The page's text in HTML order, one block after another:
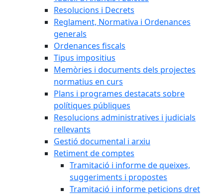
Resolucions i Decrets
Reglament, Normativa i Ordenances
generals
Ordenances fiscals
Tipus impositius
Memòries i documents dels projectes
normatius en curs
Plans i programes destacats sobre
polítiques públiques
Resolucions administratives i judicials
rellevants
Gestió documental i arxiu
Retiment de comptes
Tramitació i informe de queixes,
suggeriments i propostes
Tramitació i informe peticions dret